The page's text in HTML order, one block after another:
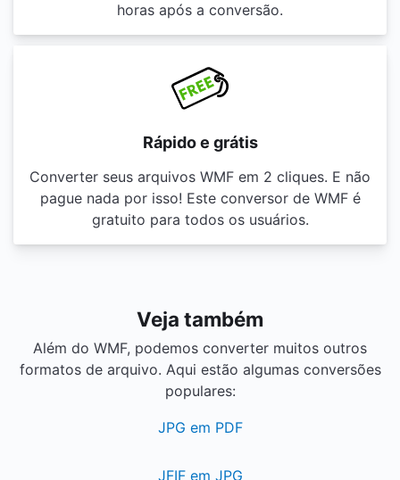
horas após a conversão.
Rápido e grátis
Converter seus arquivos WMF em 2 cliques. E não
pague nada por isso! Este conversor de WMF é
gratuito para todos os usuários.
Veja também
Além do WMF, podemos converter muitos outros
formatos de arquivo. Aqui estão algumas conversões
populares:
JPG em PDF
JFIF em JPG